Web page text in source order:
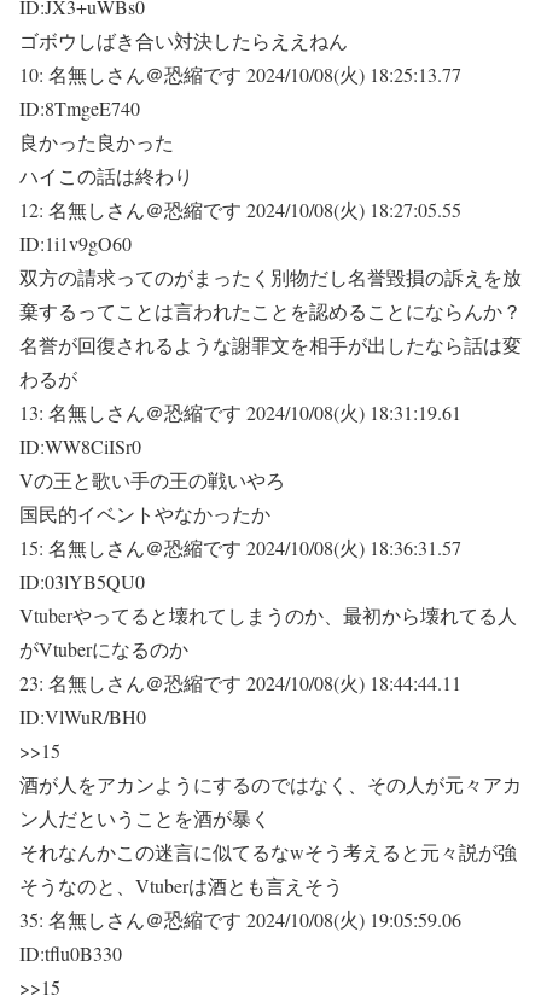
ID:JX3+uWBs0
ゴボウしばき合い対決したらええねん
10: 名無しさん＠恐縮です 2024/10/08(火) 18:25:13.77
ID:8TmgeE740
良かった良かった
ハイこの話は終わり
12: 名無しさん＠恐縮です 2024/10/08(火) 18:27:05.55
ID:1i1v9gO60
双方の請求ってのがまったく別物だし名誉毀損の訴えを放
棄するってことは言われたことを認めることにならんか？
名誉が回復されるような謝罪文を相手が出したなら話は変
わるが
13: 名無しさん＠恐縮です 2024/10/08(火) 18:31:19.61
ID:WW8CiISr0
Vの王と歌い手の王の戦いやろ
国民的イベントやなかったか
15: 名無しさん＠恐縮です 2024/10/08(火) 18:36:31.57
ID:03lYB5QU0
Vtuberやってると壊れてしまうのか、最初から壊れてる人
がVtuberになるのか
23: 名無しさん＠恐縮です 2024/10/08(火) 18:44:44.11
ID:VlWuR/BH0
>>15
酒が人をアカンようにするのではなく、その人が元々アカ
ン人だということを酒が暴く
それなんかこの迷言に似てるなwそう考えると元々説が強
そうなのと、Vtuberは酒とも言えそう
35: 名無しさん＠恐縮です 2024/10/08(火) 19:05:59.06
ID:tflu0B330
>>15